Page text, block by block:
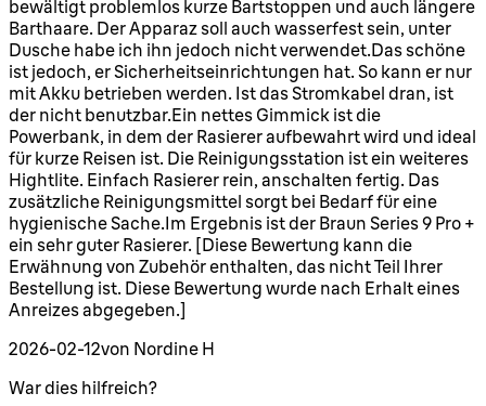
bewältigt problemlos kurze Bartstoppen und auch längere
Barthaare. Der Apparaz soll auch wasserfest sein, unter
Dusche habe ich ihn jedoch nicht verwendet.Das schöne
ist jedoch, er Sicherheitseinrichtungen hat. So kann er nur
mit Akku betrieben werden. Ist das Stromkabel dran, ist
der nicht benutzbar.Ein nettes Gimmick ist die
Powerbank, in dem der Rasierer aufbewahrt wird und ideal
für kurze Reisen ist. Die Reinigungsstation ist ein weiteres
Hightlite. Einfach Rasierer rein, anschalten fertig. Das
zusätzliche Reinigungsmittel sorgt bei Bedarf für eine
hygienische Sache.Im Ergebnis ist der Braun Series 9 Pro +
ein sehr guter Rasierer. [Diese Bewertung kann die
Erwähnung von Zubehör enthalten, das nicht Teil Ihrer
Bestellung ist. Diese Bewertung wurde nach Erhalt eines
Anreizes abgegeben.]
2026-02-12von Nordine H
War dies hilfreich?